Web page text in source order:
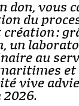
don, vous
du
création :
un
au
vive
2026.